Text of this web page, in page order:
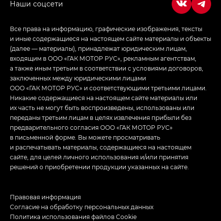
Все права на информацию, графические изображения, тексты
и иные содержащиеся на настоящем сайте материалы и объекты
(далее — материалы), принадлежат юридическим лицам,
входящим в ООО «ГАК МОТОР РУС», рекламным агентствам,
а также иным третьим в соответствии с условиями договоров,
заключенных между юридическими лицами
ООО «ГАК МОТОР РУС» и соответствующими третьими лицами.
Никакие содержащиеся на настоящем сайте материалы или
их часть не могут быть воспроизведены, использованы или
переданы третьим лицам в целях извлечения прибыли без
предварительного согласия ООО «ГАК МОТОР РУС»
в письменной форме. Вы можете просматривать
и распечатывать материалы, содержащиеся на настоящем
сайте, для целей личного использования и/или принятия
решений о приобретении продукции указанных на сайте.
Правовая информация
Согласие на обработку персональных данных
Политика использования файлов Cookie